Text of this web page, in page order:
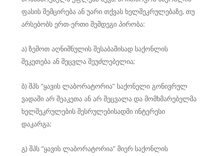
ფასის შემცირება ან უარი თქვას ხელშეკრულებაზე, თუ
არსებობს ერთ-ერთი შემდეგი პირობა:
ა) ზემოთ აღნიშნულის შესაბამისად საქონლის
შეკეთება ან შეცვლა შეუძლებელია;
ბ) შპს “ყავის ლაბორატორია” საქონელი გონივრულ
ვადაში არ შეაკეთა ან არ შეცვალა და მომხმარებელმა
ხელშეკრულების შესრულებისადმი ინტერესი
დაკარგა;
გ) შპს “ყავის ლაბორატორია” მიერ საქონლის